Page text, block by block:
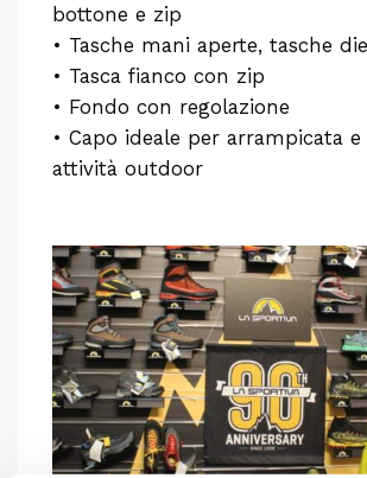
bottone e zip
• Tasche mani aperte, tasche
• Tasca fianco con zip
• Fondo con regolazione
• Capo ideale per arrampicata e
attività outdoor